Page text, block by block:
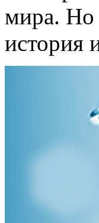
мира. Но
история